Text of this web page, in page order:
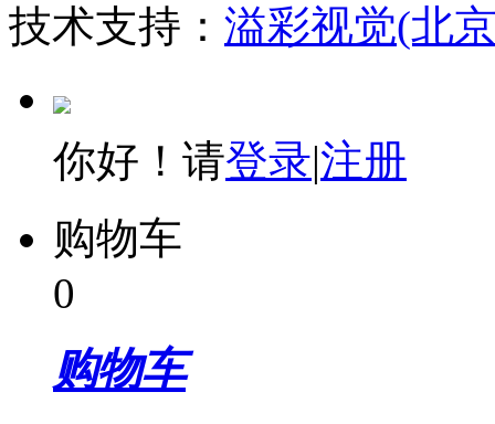
技术支持： 溢彩视觉(北
你好！请登录|注册
购物车
0
购物车